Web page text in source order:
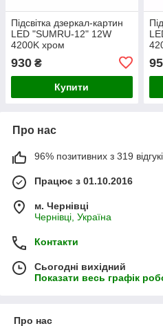
Підсвітка дзеркал-картин
LED "SUMRU-12" 12W
4200K хром
930 ₴
Купити
Про нас
96% позитивних з 319
Працює з 01.10.2016
м. Чернівці
Чернівці, Україна
Контакти
Сьогодні вихідний
Показати весь графік
Про нас